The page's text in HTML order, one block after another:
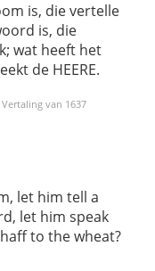
is, die vertelle
is, die
wat heeft het
de HEERE.
van 1637
let him tell a
let him speak
to the wheat?